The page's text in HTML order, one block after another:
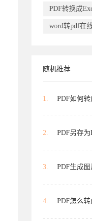
PDF转换成
word转pdf在
随机推荐
1. PDF如何
2. PDF另存
3. PDF生成
4. PDF怎么